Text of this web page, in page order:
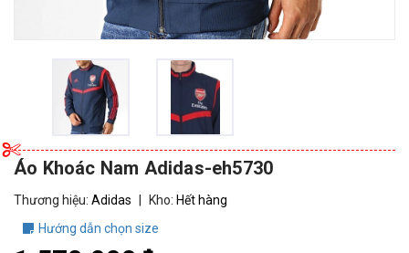
Áo Khoác Nam Adidas-eh5730
Thương hiệu: Adidas Kho: Hết hàng
Hướng dẫn chọn size